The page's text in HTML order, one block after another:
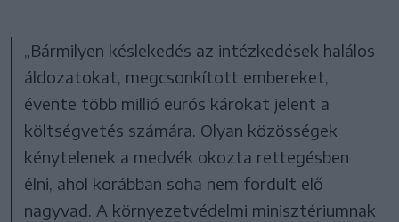
„Bármilyen késlekedés az intézkedések halálos
áldozatokat, megcsonkított embereket,
évente több millió eurós károkat jelent a
költségvetés számára. Olyan közösségek
kénytelenek a medvék okozta rettegésben
élni, ahol korábban soha nem fordult elő
nagyvad. A környezetvédelmi minisztériumnak